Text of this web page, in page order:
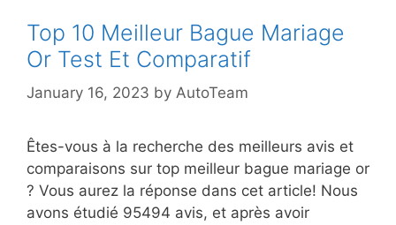
Top 10 Meilleur Bague Mariage
Or Test Et Comparatif
January 16, 2023 by AutoTeam
Êtes-vous à la recherche des meilleurs avis et
comparaisons sur top meilleur bague mariage or
? Vous aurez la réponse dans cet article! Nous
avons étudié 95494 avis, et après avoir